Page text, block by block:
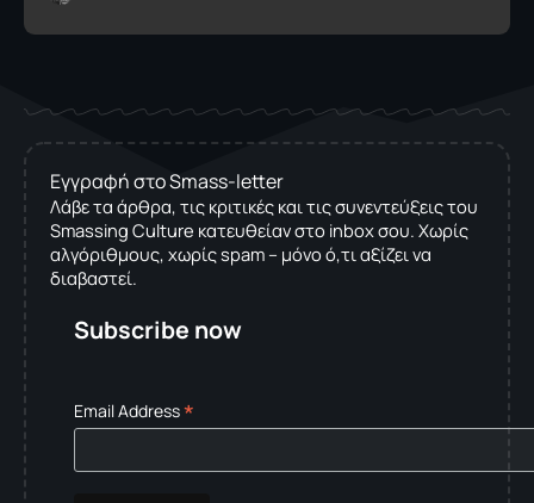
Εγγραφή στο Smass-letter
Λάβε τα άρθρα, τις κριτικές και τις συνεντεύξεις του
Smassing Culture κατευθείαν στο inbox σου. Χωρίς
αλγόριθμους, χωρίς spam – μόνο ό,τι αξίζει να
διαβαστεί.
Subscribe now
Email Address*